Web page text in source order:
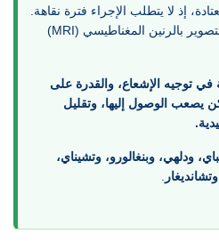
إذ لا يتطلب الإجراء فترة نقاهة.
وعادةً ما يتم إجراء فحوصات التصوير بالرنين المغناطيسي (MRI)
في توجيه الإشعاع، والقدرة على
يصعب الوصول إليها، وتقليل
ودلهي، وبنغالورو، وتشيناي،
.